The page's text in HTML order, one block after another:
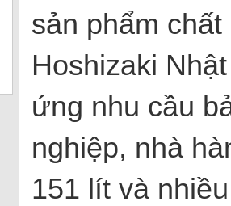
sản phẩm
Hoshizaki
ứng nhu cầu
nghiệp, nhà
151 lít và